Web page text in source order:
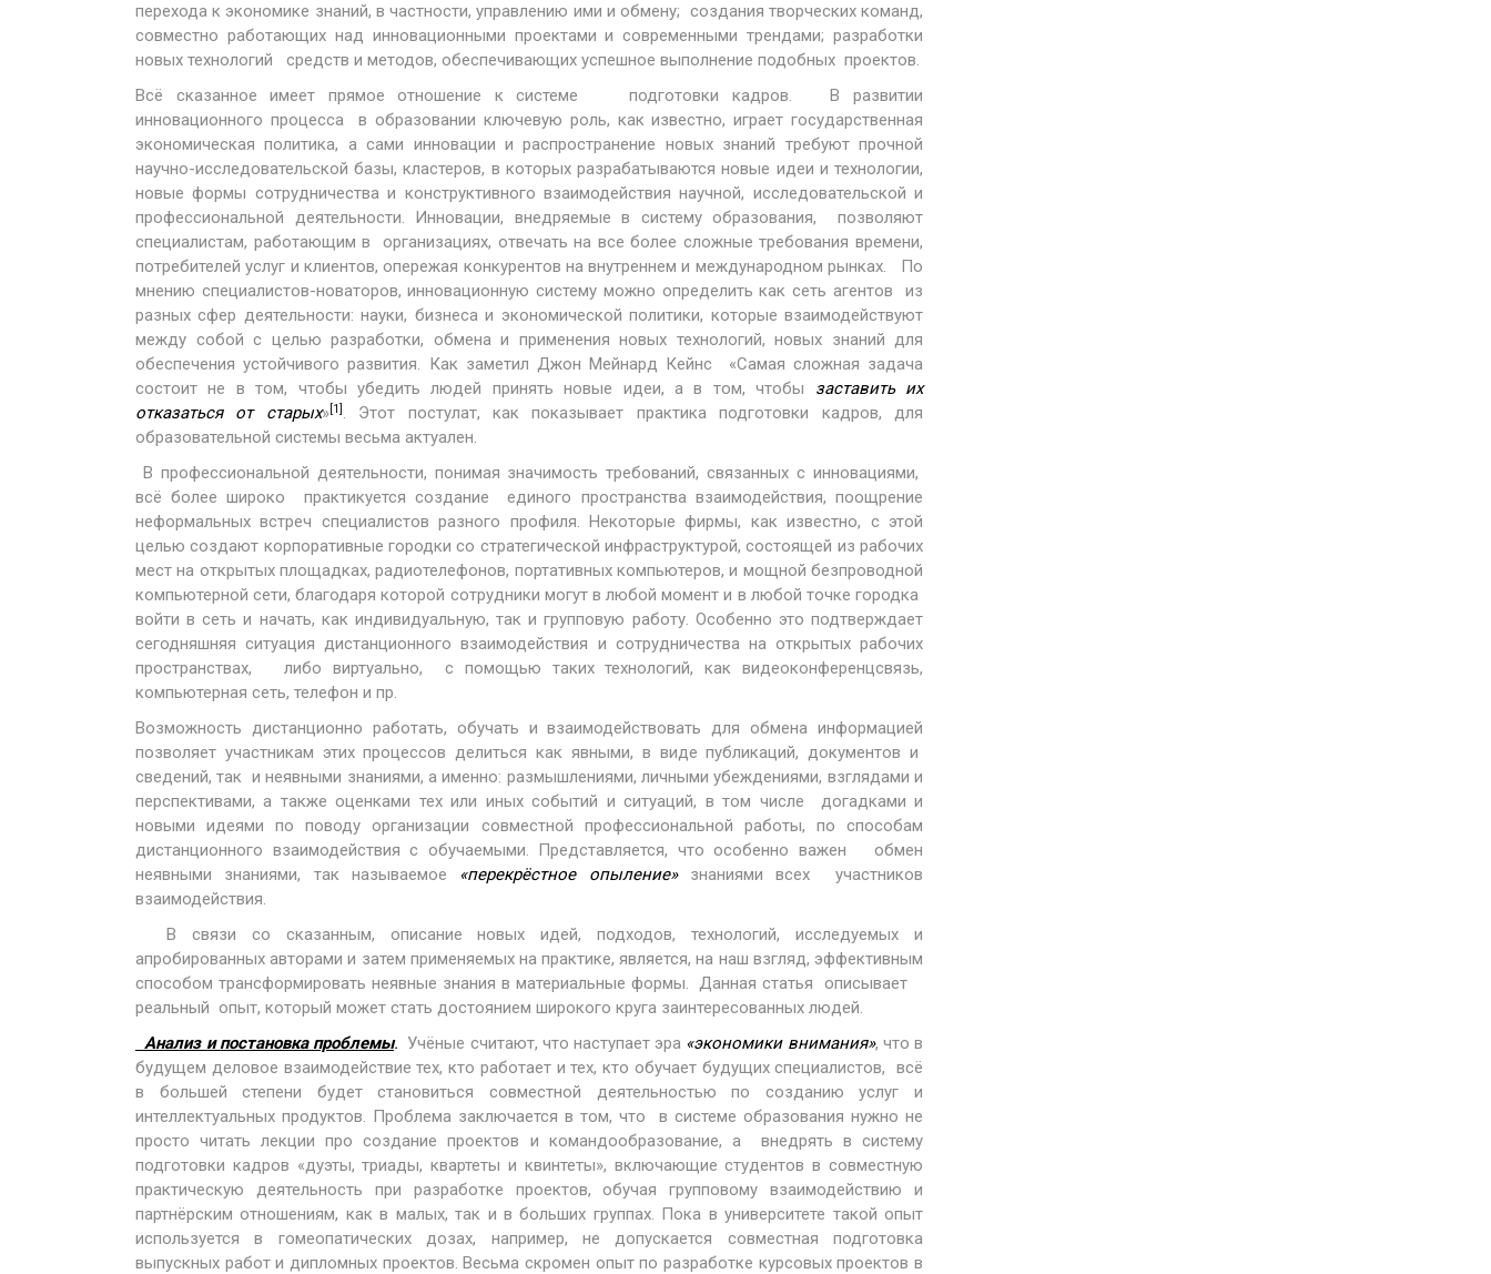
перехода к экономике знаний, в частности, управлению ими и обмену; создания творческих команд,
совместно работающих над инновационными проектами и современными трендами; разработки
новых технологий средств и методов, обеспечивающих успешное выполнение подобных проектов.
Всё сказанное имеет прямое отношение к системе подготовки кадров. В развитии
инновационного процесса в образовании ключевую роль, как известно, играет государственная
экономическая политика, а сами инновации и распространение новых знаний требуют прочной
научно-исследовательской базы, кластеров, в которых разрабатываются новые идеи и технологии,
новые формы сотрудничества и конструктивного взаимодействия научной, исследовательской и
профессиональной деятельности. Инновации, внедряемые в систему образования, позволяют
специалистам, работающим в организациях, отвечать на все более сложные требования времени,
потребителей услуг и клиентов, опережая конкурентов на внутреннем и международном рынках. По
мнению специалистов-новаторов, инновационную систему можно определить как сеть агентов из
разных сфер деятельности: науки, бизнеса и экономической политики, которые взаимодействуют
между собой с целью разработки, обмена и применения новых технологий, новых знаний для
обеспечения устойчивого развития. Как заметил Джон Мейнард Кейнс «Самая сложная задача
состоит не в том, чтобы убедить людей принять новые идеи, а в том, чтобы заставить их
отказаться от старых» [1] . Этот постулат, как показывает практика подготовки кадров, для
образовательной системы весьма актуален.
В профессиональной деятельности, понимая значимость требований, связанных с инновациями,
всё более широко практикуется создание единого пространства взаимодействия, поощрение
неформальных встреч специалистов разного профиля. Некоторые фирмы, как известно, с этой
целью создают корпоративные городки со стратегической инфраструктурой, состоящей из рабочих
мест на открытых площадках, радиотелефонов, портативных компьютеров, и мощной безпроводной
компьютерной сети, благодаря которой сотрудники могут в любой момент и в любой точке городка
войти в сеть и начать, как индивидуальную, так и групповую работу. Особенно это подтверждает
сегодняшняя ситуация дистанционного взаимодействия и сотрудничества на открытых рабочих
пространствах, либо виртуально, с помощью таких технологий, как видеоконференцсвязь,
компьютерная сеть, телефон и пр.
Возможность дистанционно работать, обучать и взаимодействовать для обмена информацией
позволяет участникам этих процессов делиться как явными, в виде публикаций, документов и
сведений, так и неявными знаниями, а именно: размышлениями, личными убеждениями, взглядами и
перспективами, а также оценками тех или иных событий и ситуаций, в том числе догадками и
новыми идеями по поводу организации совместной профессиональной работы, по способам
дистанционного взаимодействия с обучаемыми. Представляется, что особенно важен обмен
неявными знаниями, так называемое «перекрёстное опыление»знаниями всех участников
взаимодействия.
В связи со сказанным, описание новых идей, подходов, технологий, исследуемых и
апробированных авторами и затем применяемых на практике, является, на наш взгляд, эффективным
способом трансформировать неявные знания в материальные формы. Данная статья описывает
реальный опыт, который может стать достоянием широкого круга заинтересованных людей.
Анализ и постановка проблемы. Учёные считают, что наступает эра «экономики внимания», что в
будущем деловое взаимодействие тех, кто работает и тех, кто обучает будущих специалистов, всё
в большей степени будет становиться совместной деятельностью по созданию услуг и
интеллектуальных продуктов. Проблема заключается в том, что в системе образования нужно не
просто читать лекции про создание проектов и командообразование, а внедрять в систему
подготовки кадров «дуэты, триады, квартеты и квинтеты», включающие студентов в совместную
практическую деятельность при разработке проектов, обучая групповому взаимодействию и
партнёрским отношениям, как в малых, так и в больших группах. Пока в университете такой опыт
используется в гомеопатических дозах, например, не допускается совместная подготовка
выпускных работ и дипломных проектов. Весьма скромен опыт по разработке курсовых проектов в